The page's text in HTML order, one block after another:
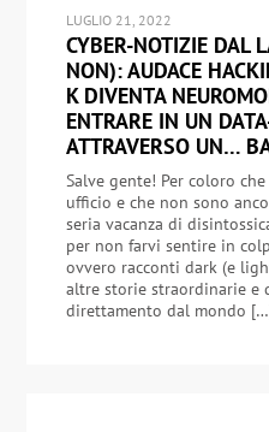
LUGLIO 21, 2022
CYBER-NOTIZIE DAL
NON): AUDACE
K DIVENTA
ENTRARE IN UN
ATTRAVERSO UN…
Salve gente! Per coloro
ufficio e che non sono
seria vacanza di
per non farvi sentire in
ovvero racconti dark (e
altre storie straordinarie e
direttamento dal mondo